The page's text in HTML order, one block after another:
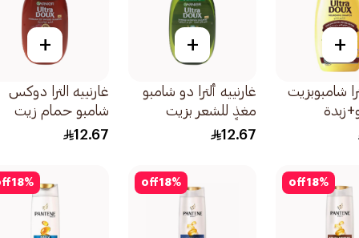
+
شامبوبزيت
+
غارنييه ألترا دو شامبو
مغذٍ للشعر بزيت
الزيتون 200مل
12.67
+
غارنييه الترا دوكس
شامبو حمام زيت
بخلاصة اللوز المعالج
12.67
18%
off
18%
off
18%